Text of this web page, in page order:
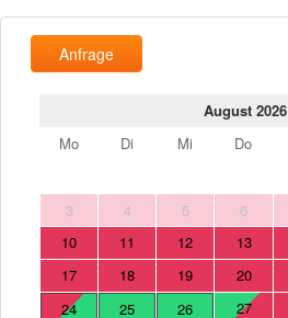
Anfrage
August 2026
Mo
Di Mi Do
3
4 5 6
10
11 12 13
17
18 19 20
24
25 26 27